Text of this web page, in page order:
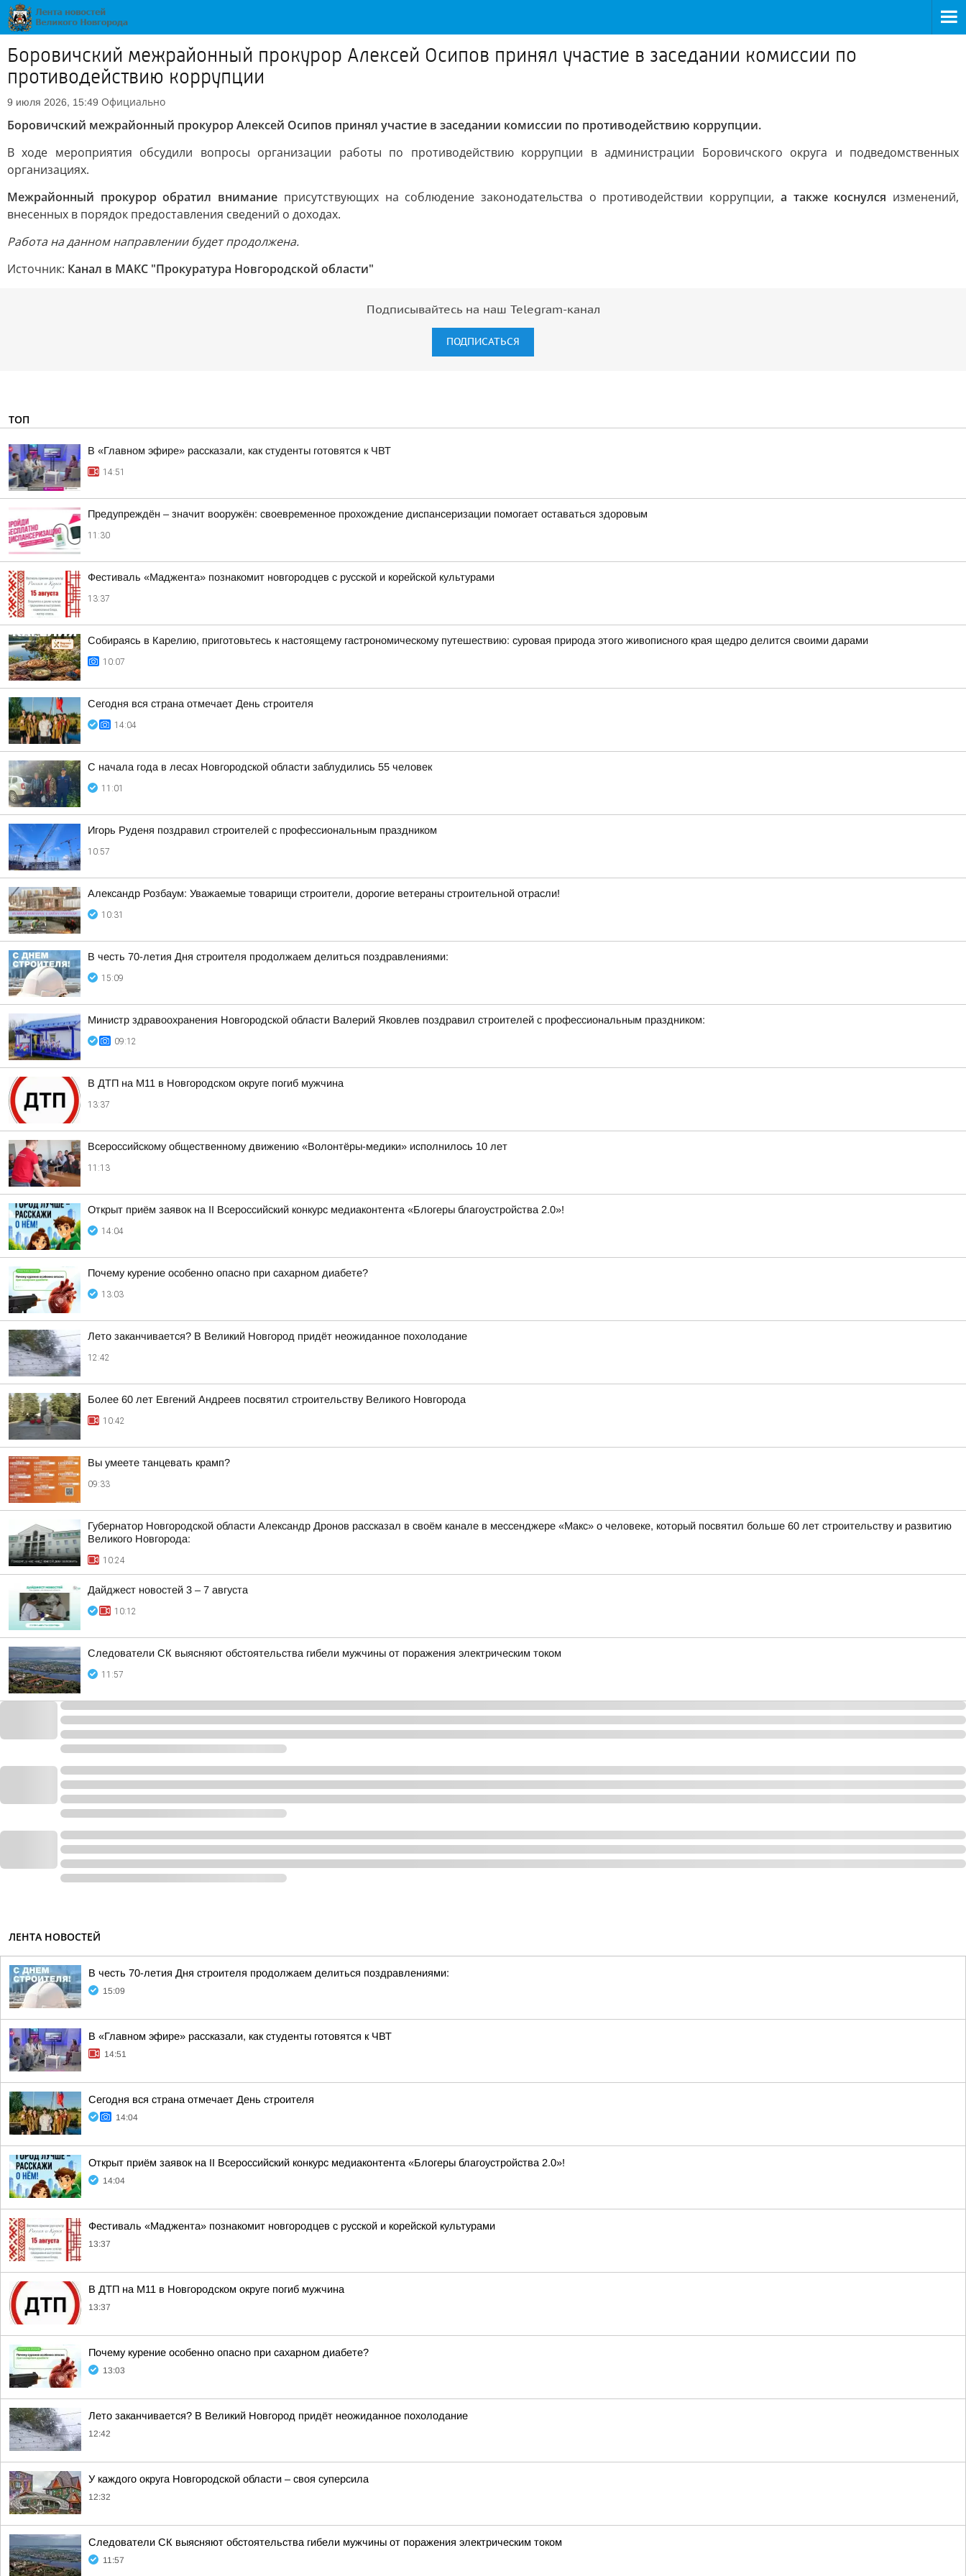
Боровичский межрайонный прокурор Алексей Осипов принял участие в заседании комиссии по
противодействию коррупции
9 июля 2026, 15:49 Официально
Боровичский межрайонный прокурор Алексей Осипов принял участие в заседании комиссии по противодействию коррупции.
В ходе мероприятия обсудили вопросы организации работы по противодействию коррупции в администрации Боровичского округа и подведомственных
организациях.
Межрайонный прокурор обратил внимание присутствующих на соблюдение законодательства о противодействии коррупции, а также коснулся изменений,
внесенных в порядок предоставления сведений о доходах.
Работа на данном направлении будет продолжена.
Источник: Канал в МАКС "Прокуратура Новгородской области"
Подписывайтесь на наш Telegram-канал
ПОДПИСАТЬСЯ
ТОП
В «Главном эфире» рассказали, как студенты готовятся к ЧВТ
14:51
Предупреждён – значит вооружён: своевременное прохождение диспансеризации помогает оставаться здоровым
11:30
Фестиваль «Маджента» познакомит новгородцев с русской и корейской культурами
13:37
Собираясь в Карелию, приготовьтесь к настоящему гастрономическому путешествию: суровая природа этого живописного края щедро делится своими дарами
10:07
Сегодня вся страна отмечает День строителя
14:04
С начала года в лесах Новгородской области заблудились 55 человек
11:01
Игорь Руденя поздравил строителей с профессиональным праздником
10:57
Александр Розбаум: Уважаемые товарищи строители, дорогие ветераны строительной отрасли!
10:31
В честь 70-летия Дня строителя продолжаем делиться поздравлениями:
15:09
Министр здравоохранения Новгородской области Валерий Яковлев поздравил строителей с профессиональным праздником:
09:12
В ДТП на М11 в Новгородском округе погиб мужчина
13:37
Всероссийскому общественному движению «Волонтёры-медики» исполнилось 10 лет
11:13
Открыт приём заявок на II Всероссийский конкурс медиаконтента «Блогеры благоустройства 2.0»!
14:04
Почему курение особенно опасно при сахарном диабете?
13:03
Лето заканчивается? В Великий Новгород придёт неожиданное похолодание
12:42
Более 60 лет Евгений Андреев посвятил строительству Великого Новгорода
10:42
Вы умеете танцевать крамп?
09:33
Губернатор Новгородской области Александр Дронов рассказал в своём канале в мессенджере «Макс» о человеке, который посвятил больше 60 лет строительству и развитию
Великого Новгорода:
10:24
Дайджест новостей 3 – 7 августа
10:12
Следователи СК выясняют обстоятельства гибели мужчины от поражения электрическим током
11:57
ЛЕНТА НОВОСТЕЙ
В честь 70-летия Дня строителя продолжаем делиться поздравлениями:
15:09
В «Главном эфире» рассказали, как студенты готовятся к ЧВТ
14:51
Сегодня вся страна отмечает День строителя
14:04
Открыт приём заявок на II Всероссийский конкурс медиаконтента «Блогеры благоустройства 2.0»!
14:04
Фестиваль «Маджента» познакомит новгородцев с русской и корейской культурами
13:37
В ДТП на М11 в Новгородском округе погиб мужчина
13:37
Почему курение особенно опасно при сахарном диабете?
13:03
Лето заканчивается? В Великий Новгород придёт неожиданное похолодание
12:42
У каждого округа Новгородской области – своя суперсила
12:32
Следователи СК выясняют обстоятельства гибели мужчины от поражения электрическим током
11:57